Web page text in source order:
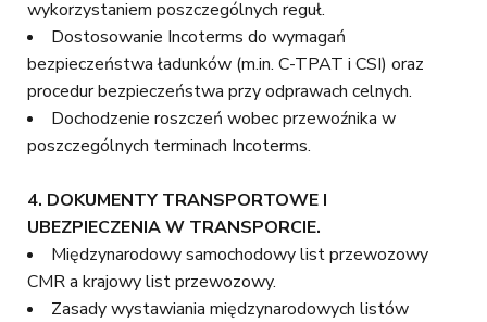
wykorzystaniem poszczególnych reguł.
Dostosowanie Incoterms do wymagań
bezpieczeństwa ładunków (m.in. C-TPAT i CSI) oraz
procedur bezpieczeństwa przy odprawach celnych.
Dochodzenie roszczeń wobec przewoźnika w
poszczególnych terminach Incoterms.
4. DOKUMENTY TRANSPORTOWE I
UBEZPIECZENIA W TRANSPORCIE.
Międzynarodowy samochodowy list przewozowy
CMR a krajowy list przewozowy.
Zasady wystawiania międzynarodowych listów